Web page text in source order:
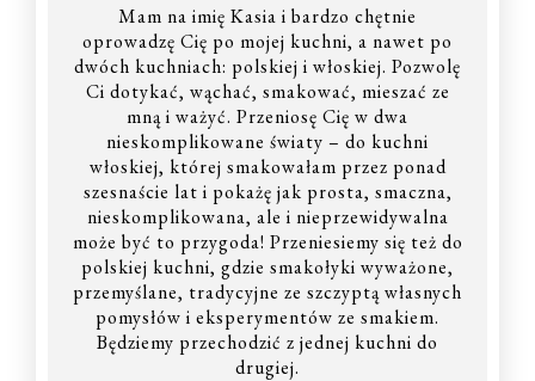
Mam na imię Kasia i bardzo chętnie
oprowadzę Cię po mojej kuchni, a nawet po
dwóch kuchniach: polskiej i włoskiej. Pozwolę
Ci dotykać, wąchać, smakować, mieszać ze
mną i ważyć. Przeniosę Cię w dwa
nieskomplikowane światy – do kuchni
włoskiej, której smakowałam przez ponad
szesnaście lat i pokażę jak prosta, smaczna,
nieskomplikowana, ale i nieprzewidywalna
może być to przygoda! Przeniesiemy się też do
polskiej kuchni, gdzie smakołyki wyważone,
przemyślane, tradycyjne ze szczyptą własnych
pomysłów i eksperymentów ze smakiem.
Będziemy przechodzić z jednej kuchni do
drugiej.